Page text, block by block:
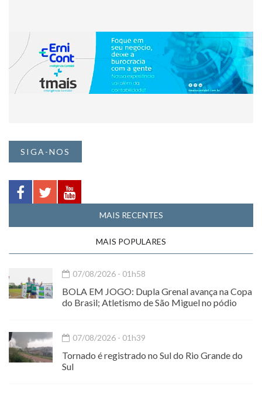
SIGA-NOS
MAIS RECENTES
MAIS POPULARES
07/08/2026 - 01h58
BOLA EM JOGO: Dupla Grenal avança na Copa
do Brasil; Atletismo de São Miguel no pódio
07/08/2026 - 01h39
Tornado é registrado no Sul do Rio Grande do
Sul